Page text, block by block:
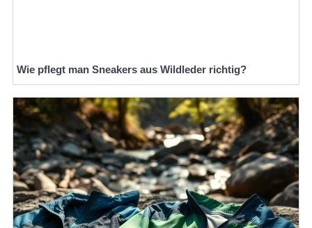
Wie pflegt man Sneakers aus Wildleder richtig?